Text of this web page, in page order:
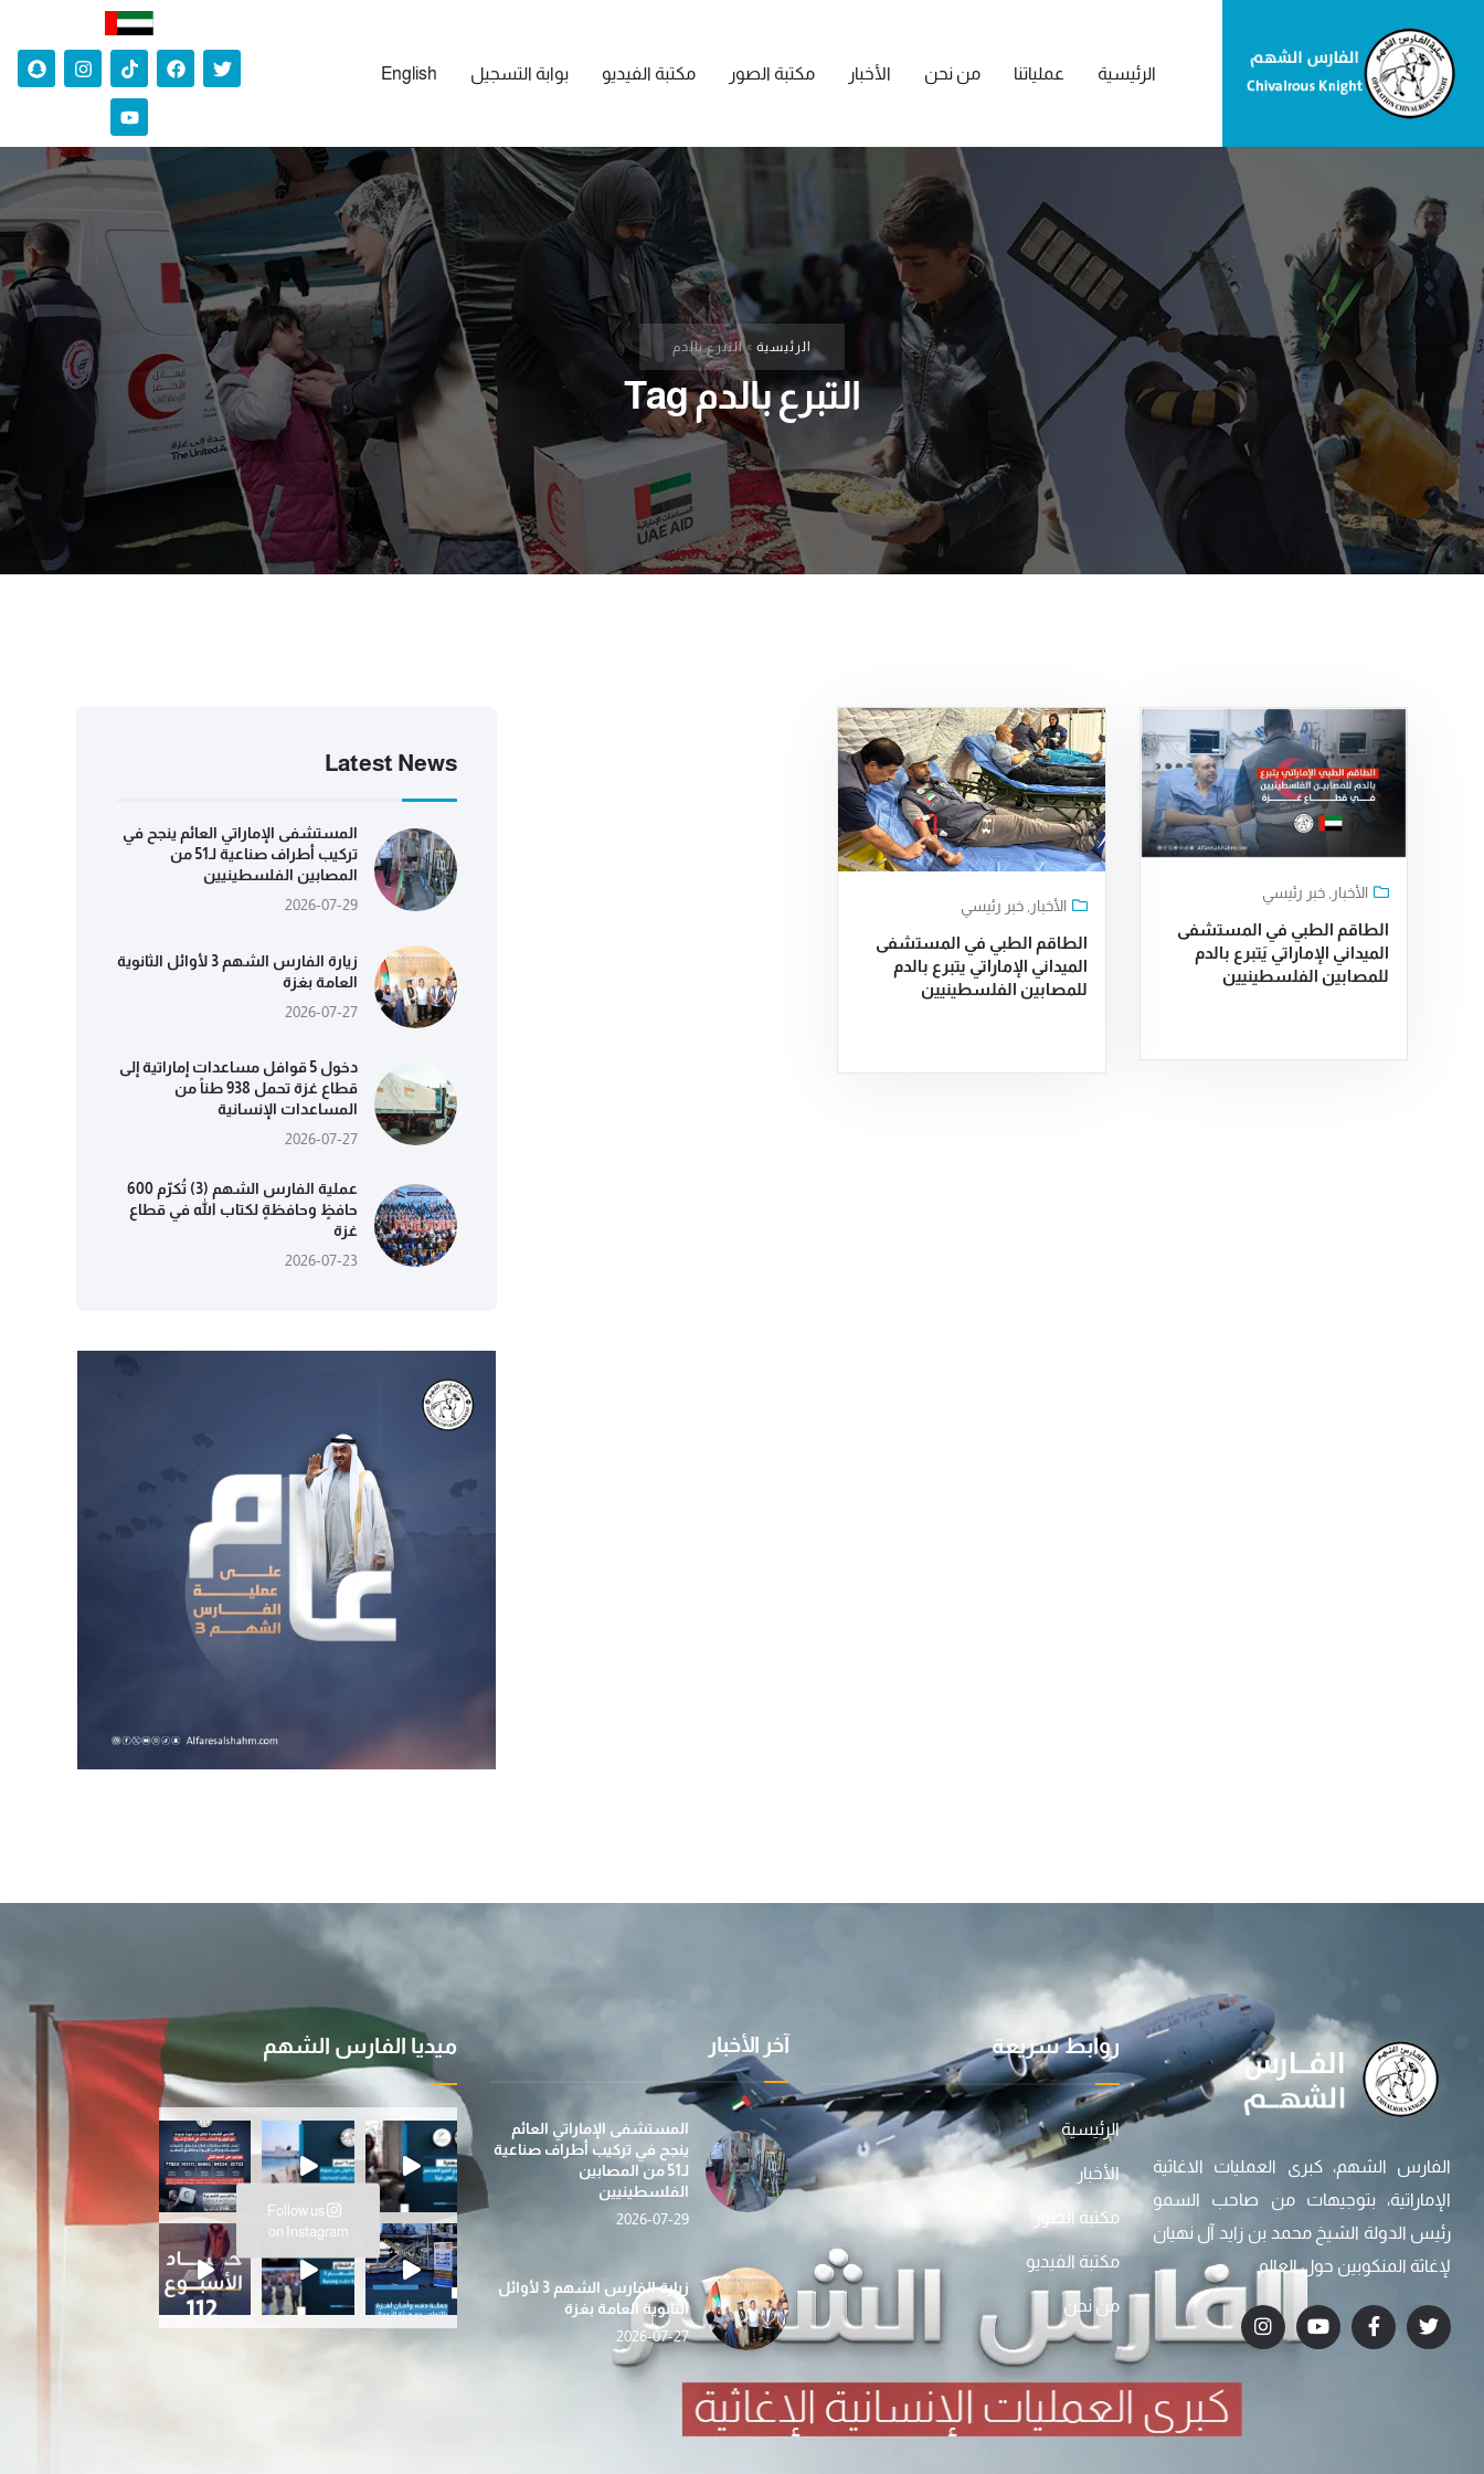
الرئيسية عملياتنا من نحن الأخبار مكتبة الصور مكتبة الفيديو بوابة التسجيل English
الرئيسية »التبرع بالدم
التبرع بالدم Tag
الأخبار خبر رئيسي
الطاقم الطبي في المستشفى
الميداني الإماراتي يَتبرع بالدم
للمصابين الفلسطينيين
الأخبار ,خبر رئيسي
الطاقم الطبي في المستشفى
الميداني الإماراتي يتبرع بالدم
للمصابين الفلسطينيين
Latest News
المستشفى الإماراتي العائم ينجح في
تركيب أطراف صناعية لـ51 من
المصابين الفلسطينيين
2026-07-29
زيارة الفارس الشهم 3 لأوائل الثانوية
العامة بغزة
2026-07-27
دخول 5 قوافل مساعدات إماراتية إلى
قطاع غزة تحمل 938 طناً من
المساعدات الإنسانية
2026-07-27
عملية الفارس الشهم (3) تُكرّم 600
حافظٍ وحافظةٍ لكتاب الله في قطاع
غزة
2026-07-23
الفارس الشهم، كبرى العمليات الاغاثية
الإماراتية، بتوجيهات من صاحب السمو
رئيس الدولة الشيخ محمد بن زايد آل نهيان
لإغاثة المنكوبين حول العالم
روابط سريعة
الرئيسية
الأخبار
مكتبة الصور
مكتبة الفيديو
من نحن
آخر الأخبار
المستشفى الإماراتي العائم
ينجح في تركيب أطراف صناعية
لـ51 من المصابين
الفلسطينيين
2026-07-29
زيارة الفارس الشهم 3 لأوائل
الثانوية العامة بغزة
2026-07-27
ميديا الفارس الشهم
بمساهمة من مؤسسة صقر بن محمد القاسمي، تطلق عملية ا
عملية "الفارس الشهم 3" تسيّر إلى غزة الدفعة الأولىفي إطار جهودها الإنسانية المتواصلة…عملية الفارس ال
ضمن مبادرة “دفء ومحبة”... عملية الفارس الشهم 3، ت
حصاد الأسبوع (112) … أنشطة إغاثية ومساعدات شاملة ت
Follow us
on Instagram